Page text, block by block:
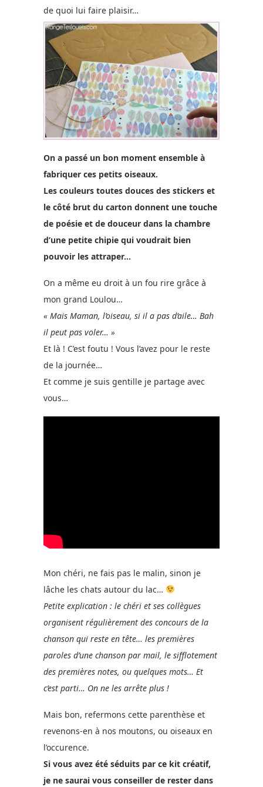
de quoi lui faire plaisir…
On a passé un bon moment ensemble à
fabriquer ces petits oiseaux.
Les couleurs toutes douces des stickers et
le côté brut du carton donnent une touche
de poésie et de douceur dans la chambre
d’une petite chipie qui voudrait bien
pouvoir les attraper…
On a même eu droit à un fou rire grâce à
mon grand Loulou…
« Mais Maman, l’oiseau, si il a pas d’aile… Bah
il peut pas voler… »
Et là ! C’est foutu ! Vous l’avez pour le reste
de la journée…
Et comme je suis gentille je partage avec
vous…
Mon chéri, ne fais pas le malin, sinon je
lâche les chats autour du lac…
Petite explication : le chéri et ses collègues
organisent régulièrement des concours de la
chanson qui reste en tête… les premières
paroles d’une chanson par mail, le sifflotement
des premières notes, ou quelques mots… Et
c’est parti… On ne les arrête plus !
Mais bon, refermons cette parenthèse et
revenons-en à nos moutons, ou oiseaux en
l’occurence.
Si vous avez été séduits par ce kit créatif,
je ne saurai vous conseiller de rester dans